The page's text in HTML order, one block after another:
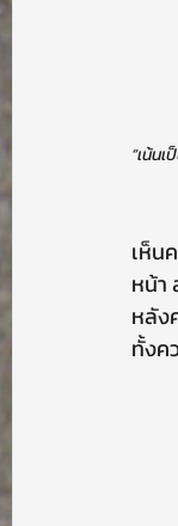
“เน้น
เห็น
หน้า
หลัง
ทั้งค